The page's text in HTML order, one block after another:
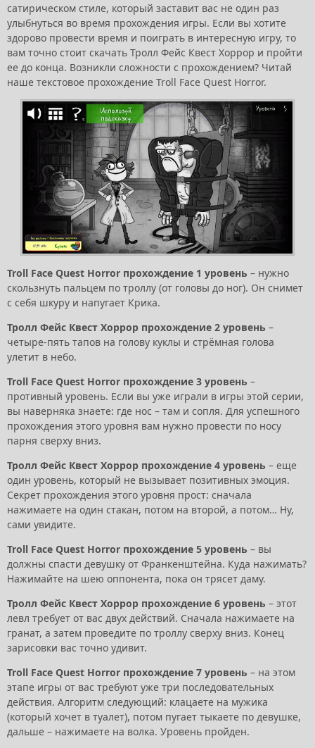
сатирическом стиле, который заставит вас не один раз
улыбнуться во время прохождения игры. Если вы хотите
здорово провести время и поиграть в интересную игру, то
вам точно стоит скачать Тролл Фейс Квест Хоррор и пройти
ее до конца. Возникли сложности с прохождением? Читай
наше текстовое прохождение Troll Face Quest Horror.
Troll Face Quest Horror прохождение 1 уровень – нужно
скользнуть пальцем по троллу (от головы до ног). Он снимет
с себя шкуру и напугает Крика.
Тролл Фейс Квест Хоррор прохождение 2 уровень –
четыре-пять тапов на голову куклы и стрёмная голова
улетит в небо.
Troll Face Quest Horror прохождение 3 уровень –
противный уровень. Если вы уже играли в игры этой серии,
вы наверняка знаете: где нос – там и сопля. Для успешного
прохождения этого уровня вам нужно провести по носу
парня сверху вниз.
Тролл Фейс Квест Хоррор прохождение 4 уровень – еще
один уровень, который не вызывает позитивных эмоция.
Секрет прохождения этого уровня прост: сначала
нажимаете на один стакан, потом на второй, а потом… Ну,
сами увидите.
Troll Face Quest Horror прохождение 5 уровень – вы
должны спасти девушку от Франкенштейна. Куда нажимать?
Нажимайте на шею оппонента, пока он трясет даму.
Тролл Фейс Квест Хоррор прохождение 6 уровень – этот
левл требует от вас двух действий. Сначала нажимаете на
гранат, а затем проведите по троллу сверху вниз. Конец
зарисовки вас точно удивит.
Troll Face Quest Horror прохождение 7 уровень – на этом
этапе игры от вас требуют уже три последовательных
действия. Алгоритм следующий: клацаете на мужика
(который хочет в туалет), потом пугает тыкаете по девушке,
дальше – нажимаете на волка. Уровень пройден.